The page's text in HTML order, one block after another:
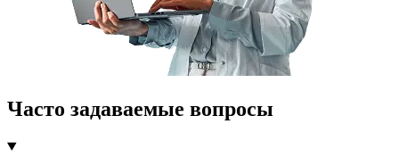
Часто задаваемые вопросы